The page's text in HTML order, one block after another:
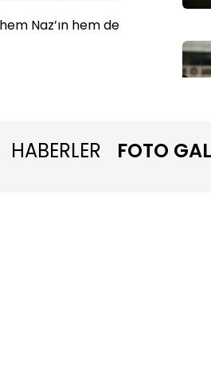
Naz’ın hem de
seçer.
HABERLER FOTO